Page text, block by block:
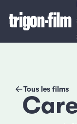
Tous les films